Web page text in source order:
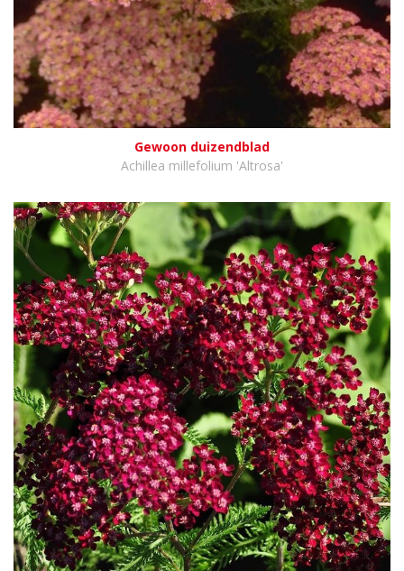
Gewoon duizendblad
Achillea millefolium 'Altrosa'